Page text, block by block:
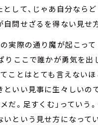
として、じゃあ自分なら
自問せざるを得ない見せ
の実際の通り魔が起こっ
ぱりここで誰かが勇気を
ことはとても言えないほ
いい見事に生々しいので
だ。足すくむ」っていう
いという見せ方になって